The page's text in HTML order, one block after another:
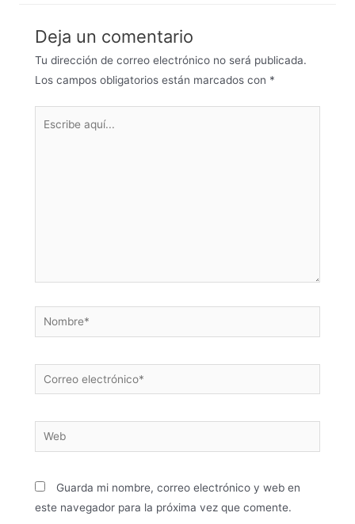
Deja un comentario
Tu dirección de correo electrónico no será publicada.
Los campos obligatorios están marcados con *
Guarda mi nombre, correo electrónico y web en
este navegador para la próxima vez que comente.